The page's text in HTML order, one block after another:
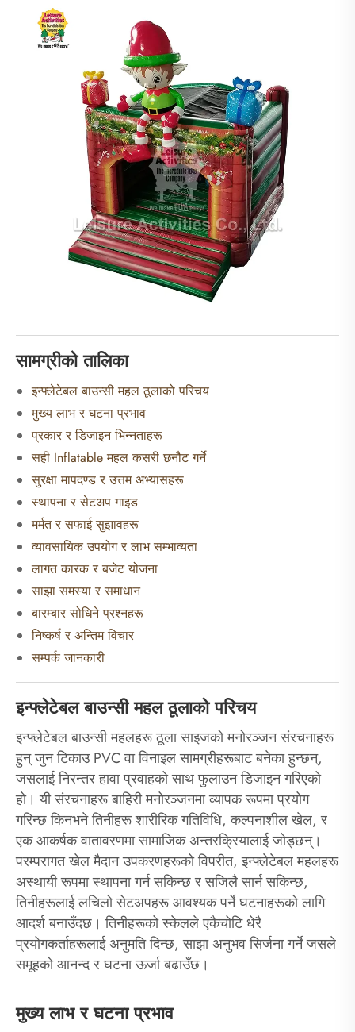
सामग्रीको तालिका
इन्फ्लेटेबल बाउन्सी महल ठूलाको परिचय
मुख्य लाभ र घटना प्रभाव
प्रकार र डिजाइन भिन्नताहरू
सही Inflatable महल कसरी छनौट गर्ने
सुरक्षा मापदण्ड र उत्तम अभ्यासहरू
स्थापना र सेटअप गाइड
मर्मत र सफाई सुझावहरू
व्यावसायिक उपयोग र लाभ सम्भाव्यता
लागत कारक र बजेट योजना
साझा समस्या र समाधान
बारम्बार सोधिने प्रश्नहरू
निष्कर्ष र अन्तिम विचार
सम्पर्क जानकारी
इन्फ्लेटेबल बाउन्सी महल ठूलाको परिचय
इन्फ्लेटेबल बाउन्सी महलहरू ठूला साइजको मनोरञ्जन संरचनाहरू
हुन् जुन टिकाउ PVC वा विनाइल सामग्रीहरूबाट बनेका हुन्छन्,
जसलाई निरन्तर हावा प्रवाहको साथ फुलाउन डिजाइन गरिएको
हो। यी संरचनाहरू बाहिरी मनोरञ्जनमा व्यापक रूपमा प्रयोग
गरिन्छ किनभने तिनीहरू शारीरिक गतिविधि, कल्पनाशील खेल, र
एक आकर्षक वातावरणमा सामाजिक अन्तरक्रियालाई जोड्छन्।
परम्परागत खेल मैदान उपकरणहरूको विपरीत, इन्फ्लेटेबल महलहरू
अस्थायी रूपमा स्थापना गर्न सकिन्छ र सजिलै सार्न सकिन्छ,
तिनीहरूलाई लचिलो सेटअपहरू आवश्यक पर्ने घटनाहरूको लागि
आदर्श बनाउँदछ। तिनीहरूको स्केलले एकैचोटि धेरै
प्रयोगकर्ताहरूलाई अनुमति दिन्छ, साझा अनुभव सिर्जना गर्ने जसले
समूहको आनन्द र घटना ऊर्जा बढाउँछ।
मुख्य लाभ र घटना प्रभाव